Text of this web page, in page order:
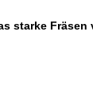
starke